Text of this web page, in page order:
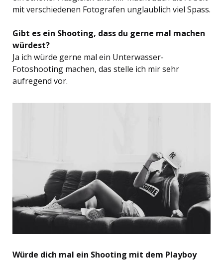
mit verschiedenen Fotografen unglaublich viel Spass.
Gibt es ein Shooting, dass du gerne mal machen
würdest?
Ja ich würde gerne mal ein Unterwasser-
Fotoshooting machen, das stelle ich mir sehr
aufregend vor.
Würde dich mal ein Shooting mit dem Playboy